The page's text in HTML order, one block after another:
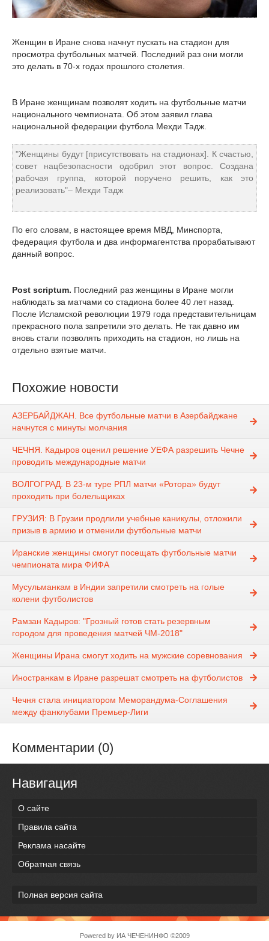
Женщин в Иране снова начнут пускать на стадион для
просмотра футбольных матчей. Последний раз они могли
это делать в 70-х годах прошлого столетия.
В Иране женщинам позволят ходить на футбольные матчи
национального чемпионата. Об этом заявил глава
национальной федерации футбола Мехди Тадж.
"Женщины будут [присутствовать на стадионах]. К счастью,
совет нацбезопасности одобрил этот вопрос. Создана
рабочая группа, которой поручено решить, как это
реализовать"– Мехди Тадж
По его словам, в настоящее время МВД, Минспорта,
федерация футбола и два информагентства прорабатывают
данный вопрос.
Post scriptum. Последний раз женщины в Иране могли
наблюдать за матчами со стадиона более 40 лет назад.
После Исламской революции 1979 года представительницам
прекрасного пола запретили это делать. Не так давно им
вновь стали позволять приходить на стадион, но лишь на
отдельно взятые матчи.
Похожие новости
АЗЕРБАЙДЖАН. Все футбольные матчи в Азербайджане
начнутся с минуты молчания
ЧЕЧНЯ. Кадыров оценил решение УЕФА разрешить Чечне
проводить международные матчи
ВОЛГОГРАД. В 23-м туре РПЛ матчи «Ротора» будут
проходить при болельщиках
ГРУЗИЯ: В Грузии продлили учебные каникулы, отложили
призыв в армию и отменили футбольные матчи
Иранские женщины смогут посещать футбольные матчи
чемпионата мира ФИФА
Мусульманкам в Индии запретили смотреть на голые
колени футболистов
Рамзан Кадыров: "Грозный готов стать резервным
городом для проведения матчей ЧМ-2018"
Женщины Ирана смогут ходить на мужские соревнования
Иностранкам в Иране разрешат смотреть на футболистов
Чечня стала инициатором Меморандума-Соглашения
между фанклубами Премьер-Лиги
Комментарии (0)
Навигация
О сайте
Правила сайта
Реклама насайте
Обратная связь
Полная версия сайта
Powered by ИА ЧЕЧЕНИНФО ©2009